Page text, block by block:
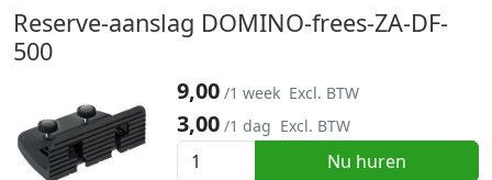
Reserve-aanslag DOMINO-frees-ZA-DF-
500
3,00 /1 dag Excl. BTW
9,00 /1 week Excl. BTW
Nu huren